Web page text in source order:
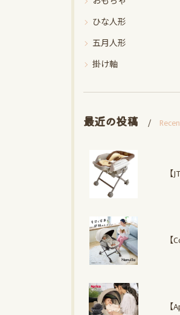
ひな人形
五月人形
掛け軸
最近の投稿